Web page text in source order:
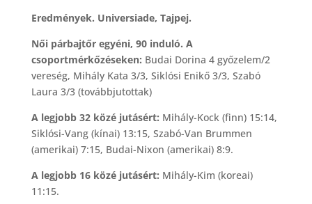
Eredmények. Universiade, Tajpej.
Női párbajtőr egyéni, 90 induló. A
csoportmérkőzéseken: Budai Dorina 4 győzelem/2
vereség, Mihály Kata 3/3, Siklósi Enikő 3/3, Szabó
Laura 3/3 (továbbjutottak)
A legjobb 32 közé jutásért: Mihály-Kock (finn) 15:14,
Siklósi-Vang (kínai) 13:15, Szabó-Van Brummen
(amerikai) 7:15, Budai-Nixon (amerikai) 8:9.
A legjobb 16 közé jutásért: Mihály-Kim (koreai)
11:15.